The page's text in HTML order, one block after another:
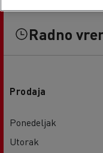
Radno
Prodaja
Ponedeljak
Utorak